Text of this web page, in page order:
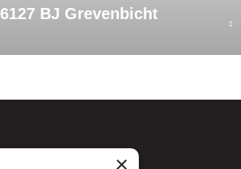
6127 BJ Grevenbicht